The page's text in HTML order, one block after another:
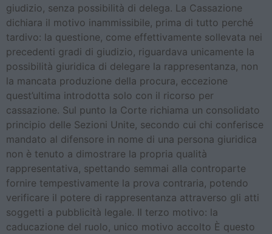
giudizio, senza possibilità di delega. La Cassazione
dichiara il motivo inammissibile, prima di tutto perché
tardivo: la questione, come effettivamente sollevata nei
precedenti gradi di giudizio, riguardava unicamente la
possibilità giuridica di delegare la rappresentanza, non
la mancata produzione della procura, eccezione
quest’ultima introdotta solo con il ricorso per
cassazione. Sul punto la Corte richiama un consolidato
principio delle Sezioni Unite, secondo cui chi conferisce
mandato al difensore in nome di una persona giuridica
non è tenuto a dimostrare la propria qualità
rappresentativa, spettando semmai alla controparte
fornire tempestivamente la prova contraria, potendo
verificare il potere di rappresentanza attraverso gli atti
soggetti a pubblicità legale. Il terzo motivo: la
caducazione del ruolo, unico motivo accolto È questo